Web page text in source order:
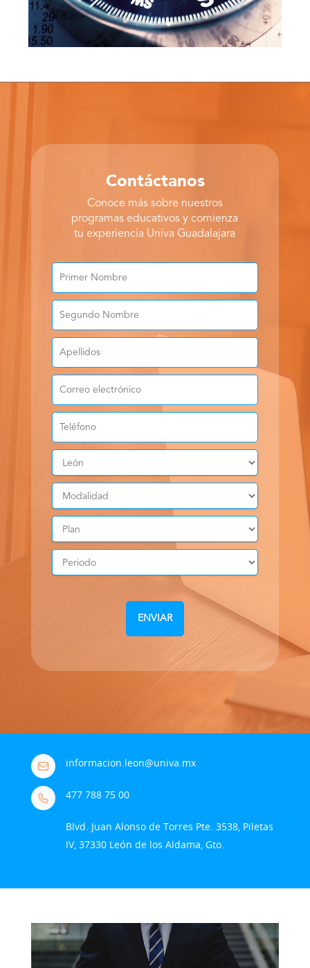
Contáctanos
Conoce más sobre nuestros
programas educativos y comienza
tu experiencia Univa Guadalajara
informacion.leon@univa.mx
477 788 75 00
Blvd. Juan Alonso de Torres Pte. 3538, Piletas
IV, 37330 León de los Aldama, Gto.